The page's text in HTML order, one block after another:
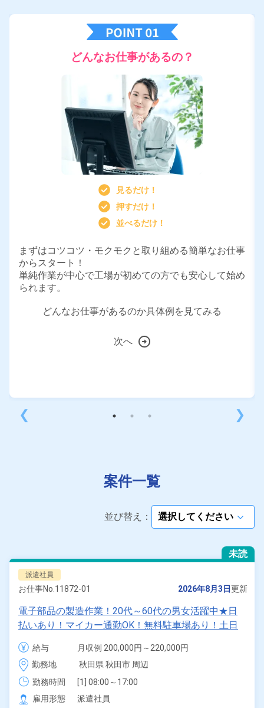
❮
どんなお仕事があるの？
見るだけ！
押すだけ！
並べるだけ！
まずはコツコツ・モクモクと取り組める簡単なお仕事
からスタート！
単純作業が中心で工場が初めての方でも安心して始め
られます。
どんなお仕事があるのか具体例を見てみる
次へ
❯
案件一覧
並び替え： arrow_forward_ios
未読
派遣社員
お仕事No.11872-01 2026年8月3日更新
電子部品の製造作業！20代～60代の男女活躍中★日
払いあり！マイカー通勤OK！無料駐車場あり！土日
休み！年間休日124日！自社正社員登用あり！《秋田
県秋田市》
給与
月収例 200,000円～220,000円
時給 1,100円～1,100円
勤務地
秋田県 秋田市 周辺
勤務時間
[1] 08:00～17:00
[2] 18:00～03:00
雇用形態
派遣社員